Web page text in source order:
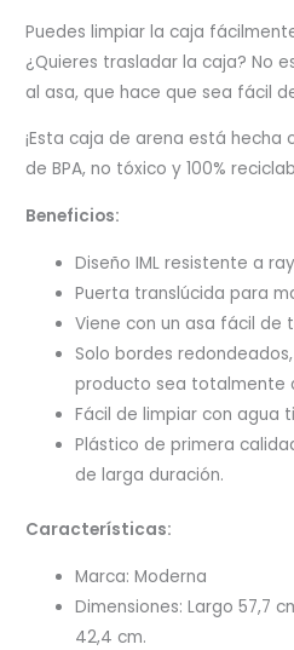
Puedes limpiar la caja
¿Quieres trasladar la caja? No
al asa, que hace que sea fácil
¡Esta caja de arena está hecha
de BPA, no tóxico y 100%
Beneficios:
Diseño IML resistente a
Puerta translúcida para
Viene con un asa fácil de
Solo bordes
producto sea totalmente
Fácil de limpiar con agua
Plástico de primera
de larga duración.
Características:
Marca: Moderna
Dimensiones: Largo 57,7
42,4 cm.